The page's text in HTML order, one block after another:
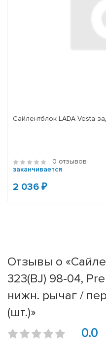
Сайлентблок LADA Vesta
0 отзывов
заканчивается
2 036 ₽
Отзывы о
323(BJ) 98-04,
нижн. рычаг /
(шт.)»
0.0